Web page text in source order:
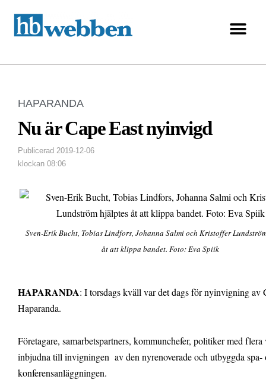
HAPARANDA
Nu är Cape East nyinvigd
Publicerad 2019-12-06
klockan 08:06
Sven-Erik Bucht, Tobias Lindfors, Johanna Salmi och Kristoffer
åt att klippa bandet. Foto: Eva Spiik
HAPARANDA: I torsdags kväll var det dags för nyinvigning av
Haparanda.
Företagare, samarbetspartners, kommunchefer, politiker med
inbjudna till invigningen av den nyrenoverade och utbyggda spa-
konferensanläggningen.